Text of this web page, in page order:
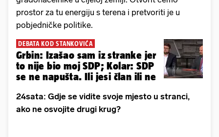
prostor za tu energiju s terena i pretvoriti je u
pobjedničke politike.
DEBATA KOD STANKOVIĆA
Grbin: Izašao sam iz stranke jer
to nije bio moj SDP; Kolar: SDP
se ne napušta. Ili jesi član ili ne
24sata: Gdje se vidite svoje mjesto u stranci,
ako ne osvojite drugi krug?